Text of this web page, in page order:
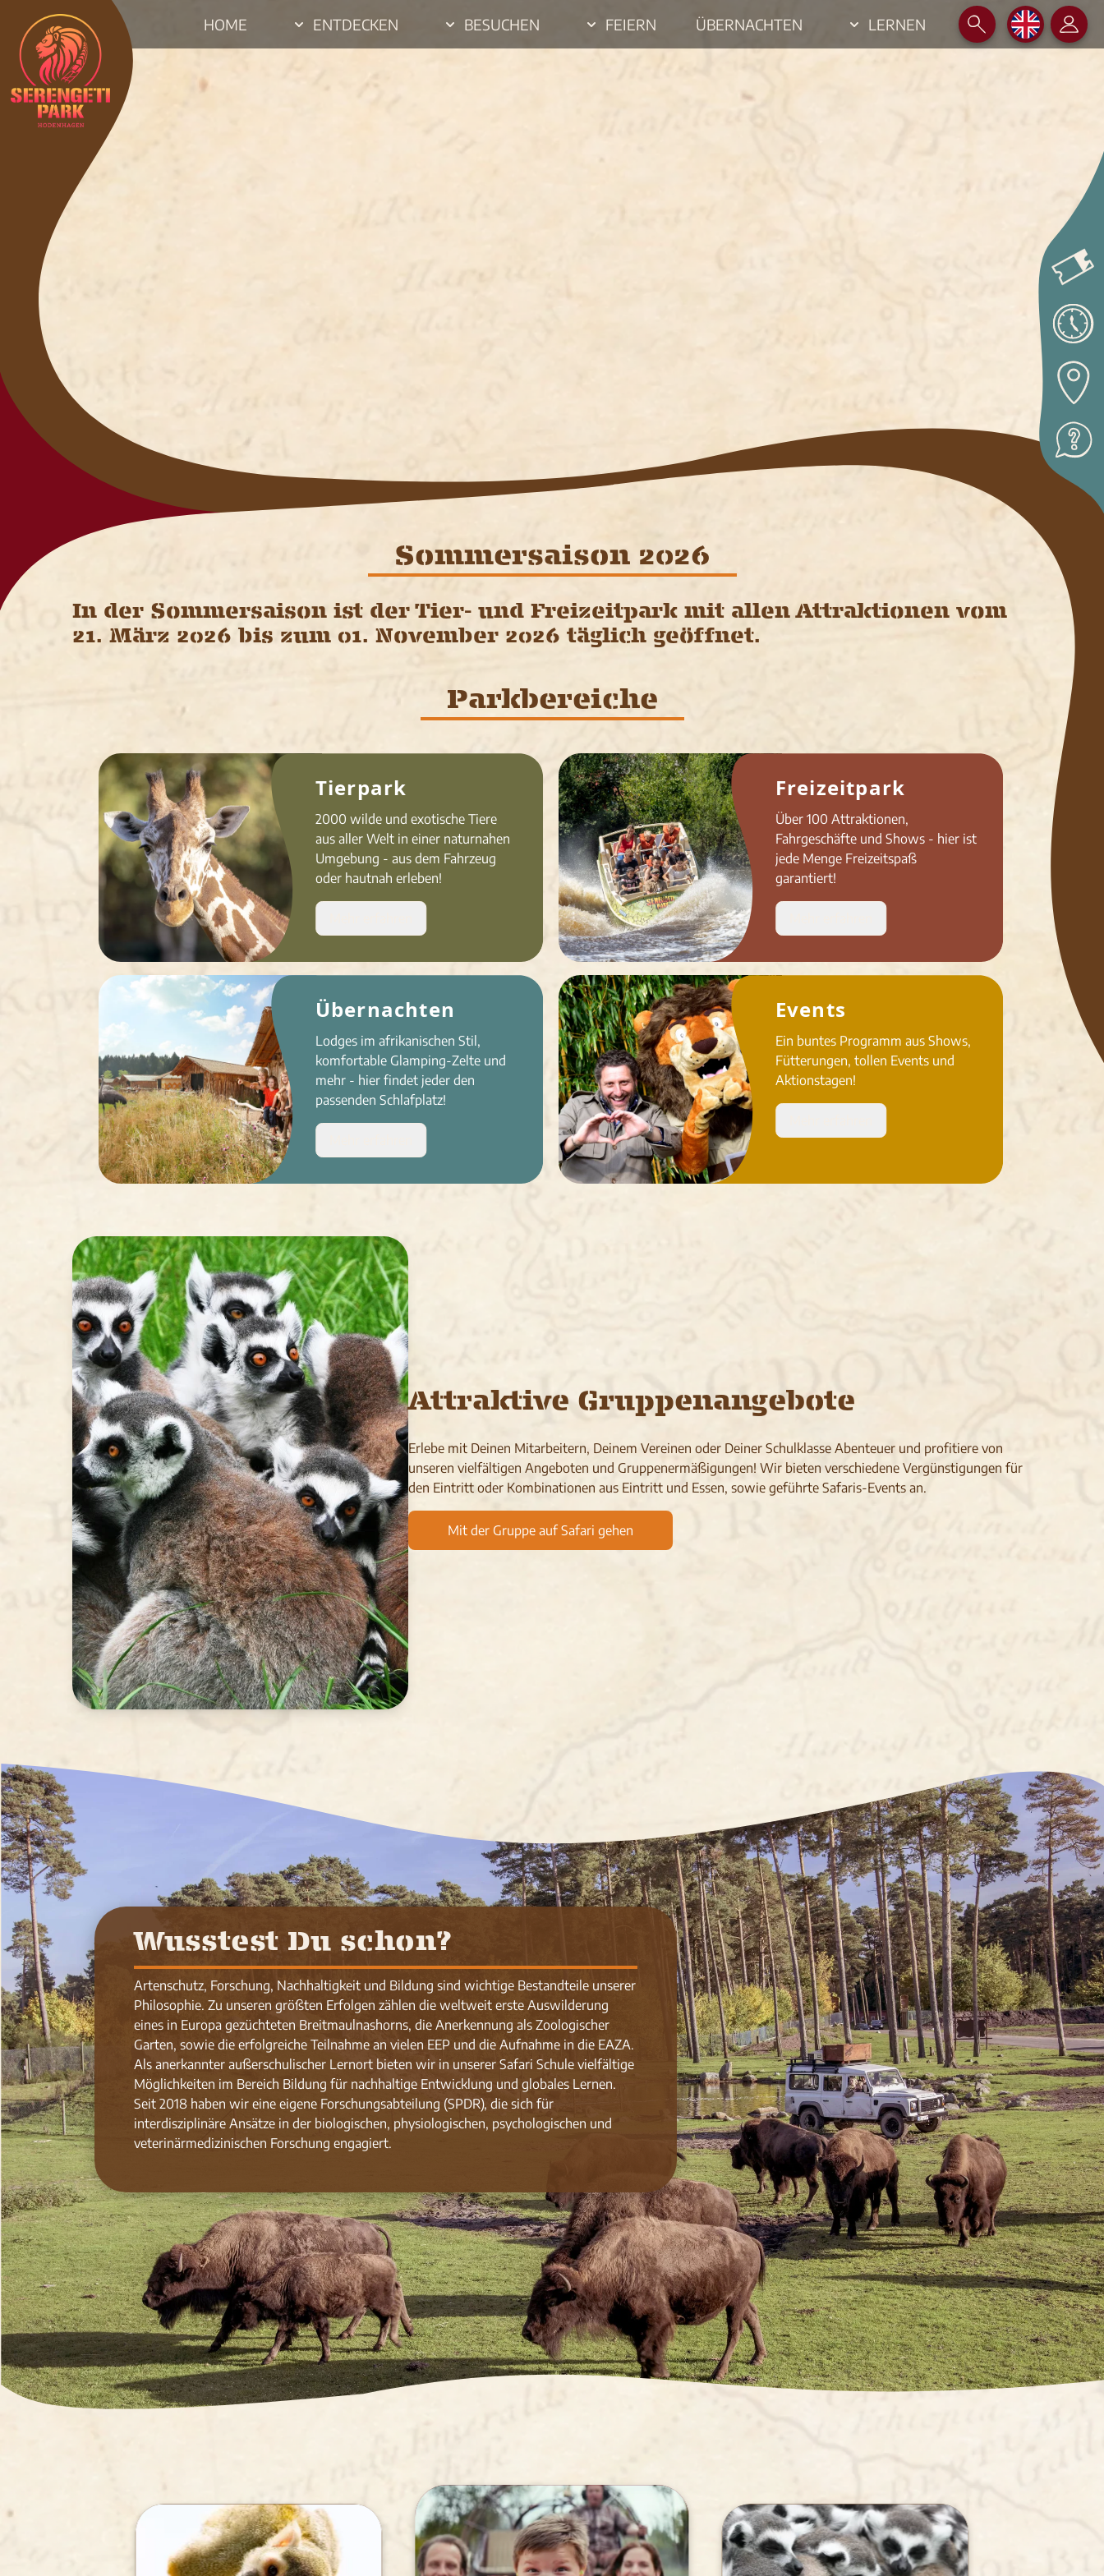
EN
HOME ENTDECKEN BESUCHEN FEIERN ÜBERNACHTEN LERNEN
Sommersaison 2026
In der Sommersaison ist der Tier- und Freizeitpark mit allen Attraktionen vom
21. März 2026 bis zum 01. November 2026 täglich geöffnet.
Parkbereiche
Tierpark
2000 wilde und exo­ti­sche Tiere
aus aller Welt in einer natur­na­hen
Umge­bung - aus dem Fahrzeug
oder hautnah erleben!
Freizeitpark
Über 100 Attraktionen,
Fahrgeschäfte und Shows - hier ist
jede Menge Freizeitspaß
garantiert!
Übernachten
Lodges im afrikanischen Stil,
komfortable Glamping-Zelte und
mehr - hier findet jeder den
passenden Schlafplatz!
Events
Ein buntes Programm aus Shows,
Fütterungen, tollen Events und
Aktionstagen!
Attraktive Gruppenangebote
Erlebe mit Deinen Mitarbeitern, Deinem Vereinen oder Deiner Schulklasse Abenteuer und profitiere von
unseren vielfältigen Angeboten und Gruppenermäßigungen! Wir bieten verschiedene Vergünstigungen für
den Eintritt oder Kombinationen aus Eintritt und Essen, sowie geführte Safaris-Events an.
Mit der Gruppe auf Safari gehen
Wusstest Du schon?
Artenschutz, Forschung, Nachhaltigkeit und Bildung sind wichtige Bestandteile unserer
Philosophie. Zu unseren größten Erfolgen zählen die weltweit erste Auswilderung
eines in Europa gezüchteten Breitmaulnashorns, die Anerkennung als Zoologischer
Garten, sowie die erfolgreiche Teilnahme an vielen EEP und die Aufnahme in die EAZA.
Als anerkannter außerschulischer Lernort bieten wir in unserer Safari Schule vielfältige
Möglichkeiten im Bereich Bildung für nachhaltige Entwicklung und globales Lernen.
Seit 2018 haben wir eine eigene Forschungsabteilung (SPDR), die sich für
interdisziplinäre Ansätze in der biologischen, physiologischen, psychologischen und
veterinärmedizinischen Forschung engagiert.